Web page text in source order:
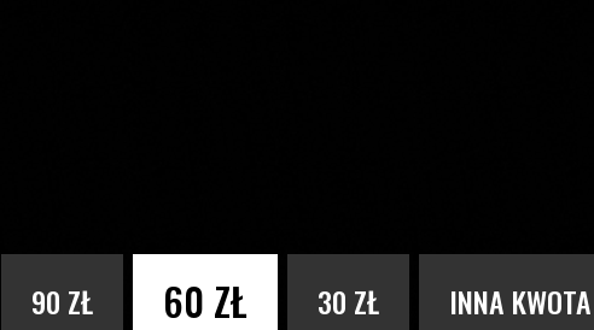
90 ZŁ 60 ZŁ 30 ZŁ INNA KWOTA
PODAJ KWOTĘ